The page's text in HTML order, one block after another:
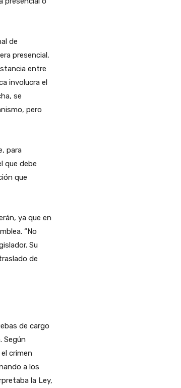
de
presencial,
entre
involucra el
se
pero
para
que debe
que
ya que en
“No
Su
de
de cargo
Según
crimen
a los
la Ley,